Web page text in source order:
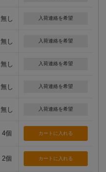
無し 入荷連絡を希望
無し 入荷連絡を希望
無し 入荷連絡を希望
無し 入荷連絡を希望
無し 入荷連絡を希望
4個
2個